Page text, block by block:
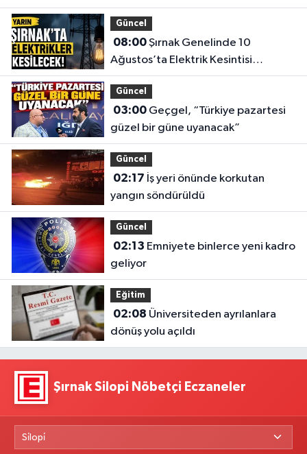
Güncel
08:00Şırnak Genelinde 10
Ağustos’ta Elektrik Kesintisi
Yapılacak
Güncel
03:00Geçgel, “Türkiye pazartesi
güzel bir güne uyanacak”
Güncel
02:17
yangın söndürüldü
Güncel
02:13
geliyor
Eğitim
02:08
dönüş yolu açıldı
Şırnak Silopi Nöbetçi Eczaneler